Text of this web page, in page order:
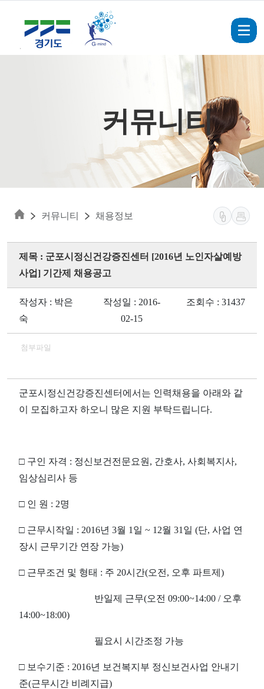
커뮤니티
커뮤니티 채용정보
제목 : 군포시정신건강증진센터 [2016년 노인자살예방
사업] 기간제 채용공고
작성자 : 박은
숙
작성일 : 2016-
02-15
조회수 : 31437
첨부파일
군포시정신건강증진센터에서는 인력채용을 아래와 같
이 모집하고자 하오니 많은 지원 부탁드립니다.
□ 구인 자격 : 정신보건전문요원, 간호사, 사회복지사,
임상심리사 등
□ 인 원 : 2명
□ 근무시작일 : 2016년 3월 1일 ~ 12월 31일 (단, 사업 연
장시 근무기간 연장 가능)
□ 근무조건 및 형태 : 주 20시간(오전, 오후 파트제)
반일제 근무(오전 09:00~14:00 / 오후
14:00~18:00)
필요시 시간조정 가능
□ 보수기준 : 2016년 보건복지부 정신보건사업 안내기
준(근무시간 비례지급)